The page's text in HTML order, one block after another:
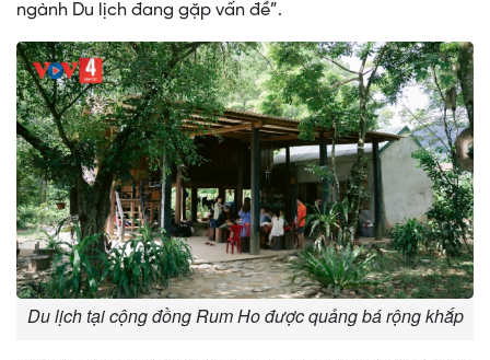
ngành Du lịch đang gặp vấn đề”.
Du lịch tại cộng đồng Rum Ho được quảng bá rộng khắp